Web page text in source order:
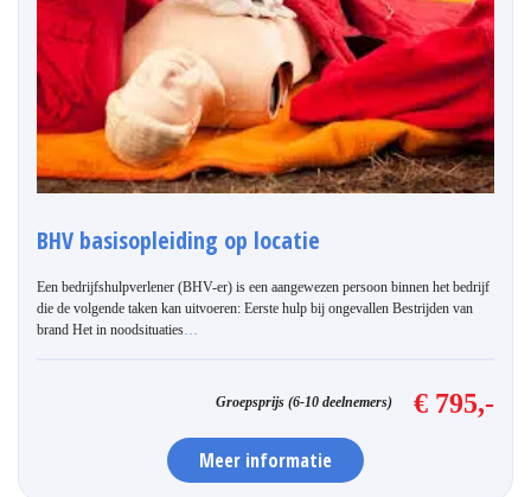
BHV basisopleiding op locatie
Een bedrijfshulpverlener (BHV-er) is een aangewezen persoon binnen het bedrijf
die de volgende taken kan uitvoeren: Eerste hulp bij ongevallen Bestrijden van
brand Het in noodsituaties…
Groepsprijs (6-10 deelnemers) € 795,-
Meer informatie